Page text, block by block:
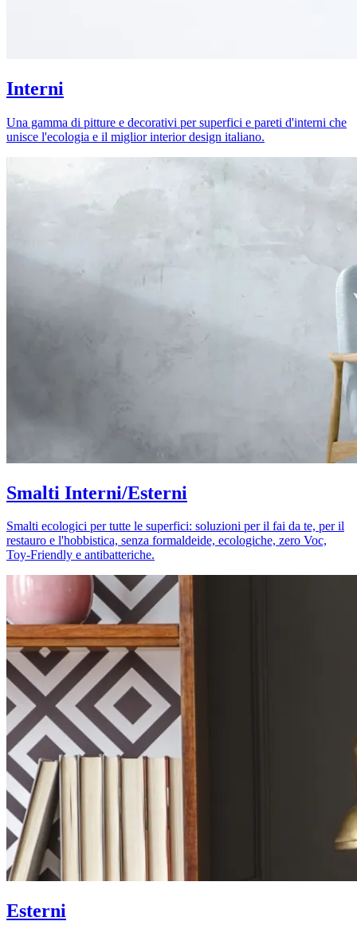
Interni
Una gamma di pitture e decorativi per superfici e pareti d'interni che
unisce l'ecologia e il miglior interior design italiano.
Smalti Interni/Esterni
Smalti ecologici per tutte le superfici: soluzioni per il fai da te, per il
restauro e l'hobbistica, senza formaldeide, ecologiche, zero Voc,
Toy-Friendly e antibatteriche.
Esterni